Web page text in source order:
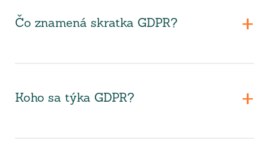
Čo znamená skratka GDPR?
Koho sa týka GDPR?